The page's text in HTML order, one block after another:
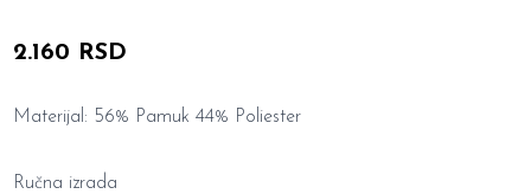
2.160 RSD
Materijal: 56% Pamuk 44% Poliester
Ručna izrada